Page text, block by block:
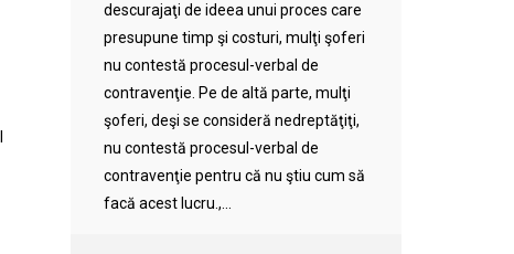
descurajaţi de ideea unui proces care
presupune timp şi costuri, mulţi şoferi
nu contestă procesul-verbal de
contravenţie. Pe de altă parte, mulţi
şoferi, deşi se consideră nedreptăţiţi,
nu contestă procesul-verbal de
contravenţie pentru că nu ştiu cum să
facă acest lucru.,...